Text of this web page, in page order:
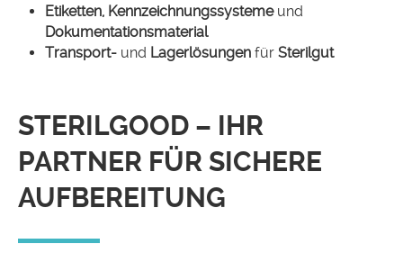
Etiketten, Kennzeichnungssysteme und
Dokumentationsmaterial
Transport- und Lagerlösungen für Sterilgut
STERILGOOD – IHR
PARTNER FÜR SICHERE
AUFBEREITUNG